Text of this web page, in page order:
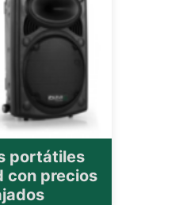
portátiles
con precios